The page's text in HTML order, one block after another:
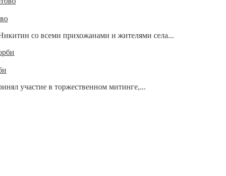
со всеми прихожанами и жителями села...
участие в торжественном митинге,...